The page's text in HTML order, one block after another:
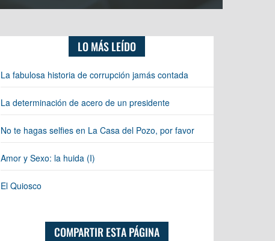
LO MÁS LEÍDO
La fabulosa historia de corrupción jamás contada
La determinación de acero de un presidente
No te hagas selfies en La Casa del Pozo, por favor
Amor y Sexo: la huida (I)
El Quiosco
COMPARTIR ESTA PÁGINA